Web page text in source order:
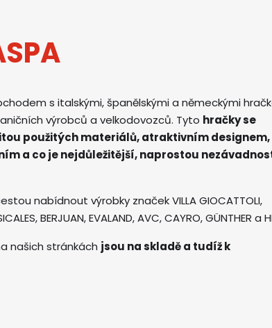
s italskými, španělskými a německými
výrobců a velkodovozců. Tyto hračky se
použitých materiálů, atraktivním designem,
a co je nejdůležitější, naprostou
nabídnout výrobky značek VILLA GIOCATTOLI,
BERJUAN, EVALAND, AVC, CAYRO, GÜNTHER a
našich stránkách jsou na skladě a tudíž k